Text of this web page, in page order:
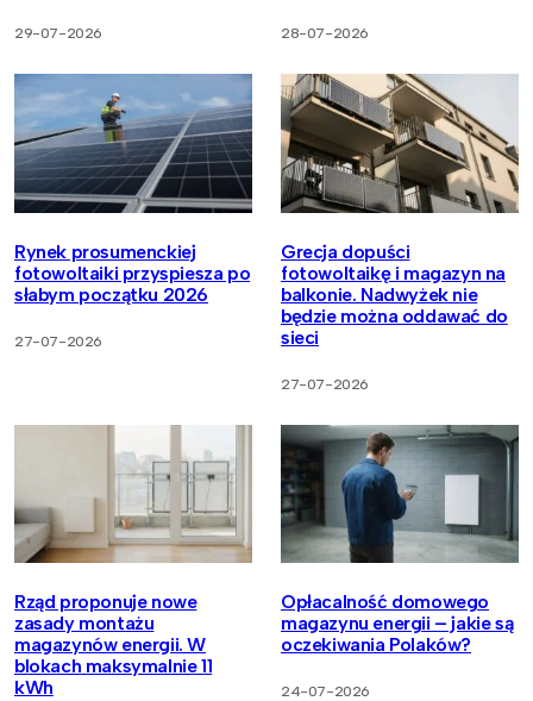
29-07-2026 28-07-2026
Rynek prosumenckiej
fotowoltaiki przyspiesza po
słabym początku 2026
27-07-2026
Grecja dopuści
fotowoltaikę i magazyn na
balkonie. Nadwyżek nie
będzie można oddawać do
sieci
27-07-2026
Rząd proponuje nowe
zasady montażu
magazynów energii. W
blokach maksymalnie 11
kWh
Opłacalność domowego
magazynu energii – jakie są
oczekiwania Polaków?
24-07-2026